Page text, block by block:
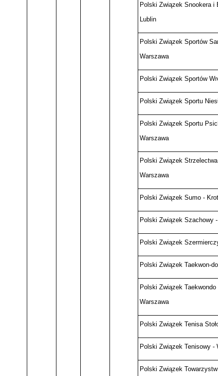
Polski Związek Snookera i
Lublin
Polski Związek Sportów
Warszawa
Polski Związek Sportów
Polski Związek Sportu
Polski Związek Sportu
Warszawa
Polski Związek
Warszawa
Polski Związek Sumo -
Polski Związek Szachowy
Polski Związek
Polski Związek Taekwon-
Polski Związek
Warszawa
Polski Związek Tenisa
Polski Związek Tenisowy -
Polski Związek